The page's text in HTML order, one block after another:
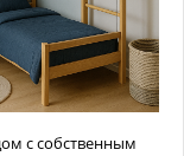
с собственным